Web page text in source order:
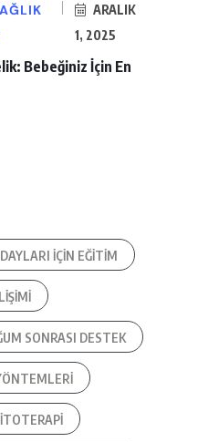
ARALIK
1, 2025
Bebeğiniz İçin En
IÇIN EĞITIM
SONRASI DESTEK